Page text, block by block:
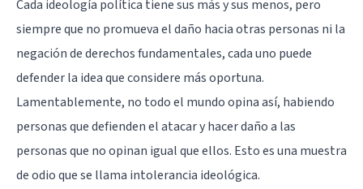
Cada ideología política tiene sus más y sus menos, pero
siempre que no promueva el daño hacia otras personas ni la
negación de derechos fundamentales, cada uno puede
defender la idea que considere más oportuna.
Lamentablemente, no todo el mundo opina así, habiendo
personas que defienden el atacar y hacer daño a las
personas que no opinan igual que ellos. Esto es una muestra
de odio que se llama intolerancia ideológica.